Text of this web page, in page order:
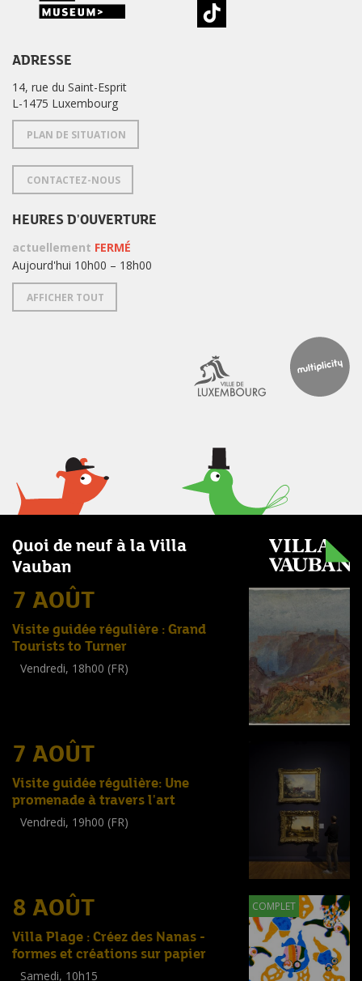
ADRESSE
14, rue du Saint-Esprit
L-1475 Luxembourg
PLAN DE SITUATION
CONTACTEZ-NOUS
HEURES D'OUVERTURE
actuellement FERMÉ
Aujourd'hui 10h00 – 18h00
AFFICHER TOUT
Quoi de neuf à la Villa
Vauban
7 AOÛT
Visite guidée régulière : Grand
Tourists to Turner
Vendredi, 18h00 (FR)
7 AOÛT
Visite guidée régulière: Une
promenade à travers l'art
Vendredi, 19h00 (FR)
8 AOÛT COMPLET
Villa Plage : Créez des Nanas -
formes et créations sur papier
Samedi, 10h15